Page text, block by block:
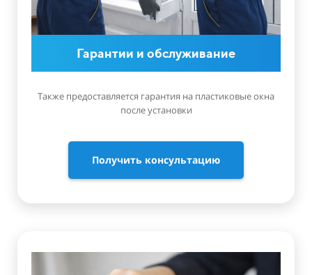
Гарантии и обслуживание
Также предоставляется гарантия на пластиковые окна
после установки
Получить консультацию